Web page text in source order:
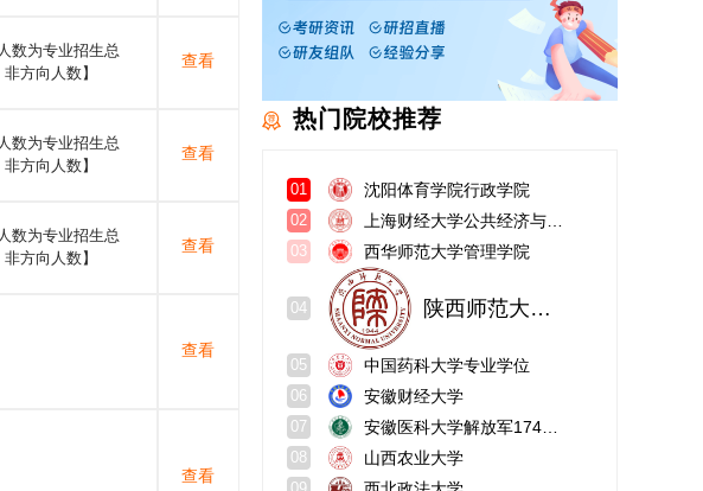
数为专业招生总
方向人数】
查看
数为专业招生总
方向人数】
查看
数为专业招生总
方向人数】
查看
查看
查看
热门院校推荐
01 沈阳体育学院行政学院
02
03 西华师范大学管理学院
04 陕西师范大学哲学与政府管理学院
05 中国药科大学专业学位
06 安徽财经大学
07
08 山西农业大学